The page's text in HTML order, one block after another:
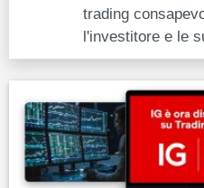
trading
l'investitore e le